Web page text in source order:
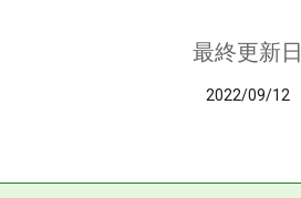
最終更新日
2022/09/12